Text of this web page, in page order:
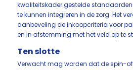
kwaliteitskader gestelde
te kunnen integreren in de zorg. Het
aanbeveling de inkoopcriteria voor
en in afstemming met het veld op te
Ten slotte
Verwacht mag worden dat de spin-